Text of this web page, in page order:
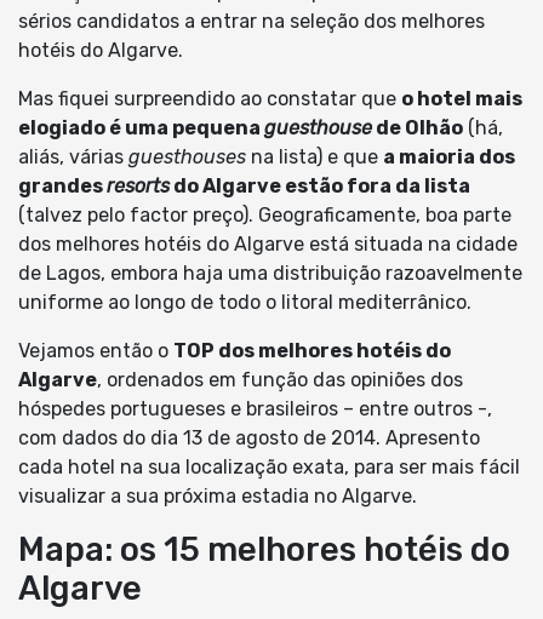
sérios candidatos a entrar na seleção dos melhores
hotéis do Algarve.
Mas fiquei surpreendido ao constatar que o hotel mais
elogiado é uma pequena guesthouse de Olhão (há,
aliás, várias guesthouses na lista) e que a maioria dos
grandesresortsdo Algarve estão fora da lista
(talvez pelo factor preço). Geograficamente, boa parte
dos melhores hotéis do Algarve está situada na cidade
de Lagos, embora haja uma distribuição razoavelmente
uniforme ao longo de todo o litoral mediterrânico.
Vejamos então o TOP dos melhores hotéis do
Algarve, ordenados em função das opiniões dos
hóspedes portugueses e brasileiros – entre outros -,
com dados do dia 13 de agosto de 2014. Apresento
cada hotel na sua localização exata, para ser mais fácil
visualizar a sua próxima estadia no Algarve.
Mapa: os 15 melhores hotéis do
Algarve